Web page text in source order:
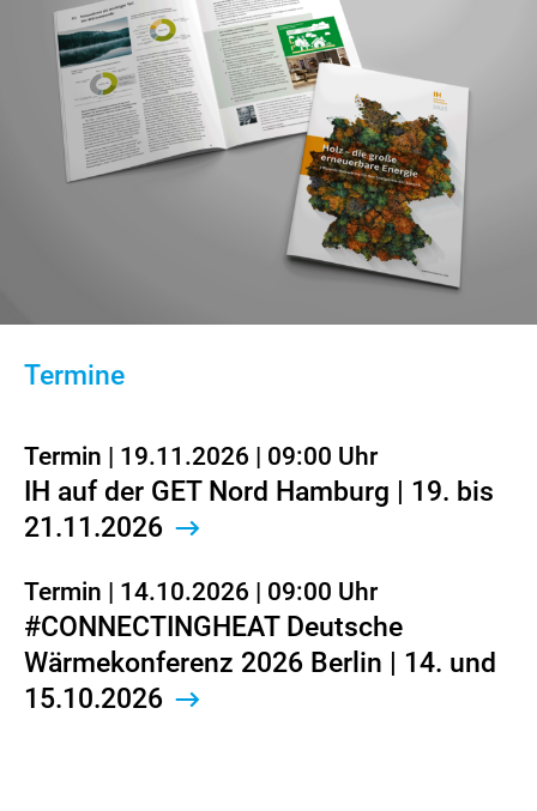
Termine
Termin | 19.11.2026 | 09:00 Uhr
IH auf der GET Nord Hamburg | 19. bis
21.11.2026
Termin | 14.10.2026 | 09:00 Uhr
#CONNECTINGHEAT Deutsche
Wärmekonferenz 2026 Berlin | 14. und
15.10.2026